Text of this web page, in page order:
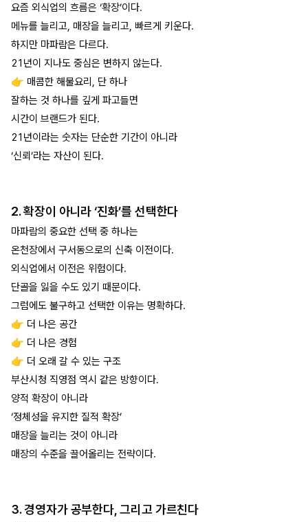
요즘 외식업의 흐름은 ‘확장’이다.
메뉴를 늘리고, 매장을 늘리고, 빠르게 키운다.
하지만 마파람은 다르다.
21년이 지나도 중심은 변하지 않는다.
👉 매콤한 해물요리, 단 하나
잘하는 것 하나를 깊게 파고들면
시간이 브랜드가 된다.
21년이라는 숫자는 단순한 기간이 아니라
‘신뢰’라는 자산이 된다.
2. 확장이 아니라 ‘진화’를 선택한다
마파람의 중요한 선택 중 하나는
온천장에서 구서동으로의 신축 이전이다.
외식업에서 이전은 위험이다.
단골을 잃을 수도 있기 때문이다.
그럼에도 불구하고 선택한 이유는 명확하다.
👉 더 나은 공간
👉 더 나은 경험
👉 더 오래 갈 수 있는 구조
부산시청 직영점 역시 같은 방향이다.
양적 확장이 아니라
‘정체성을 유지한 질적 확장’
매장을 늘리는 것이 아니라
매장의 수준을 끌어올리는 전략이다.
3. 경영자가 공부한다, 그리고 가르친다